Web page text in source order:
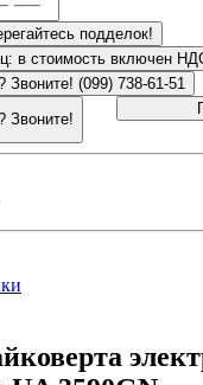
подделок!
в стоимость включен
Нужна консультация? Звоните! (099) 738-61-51
Звоните!